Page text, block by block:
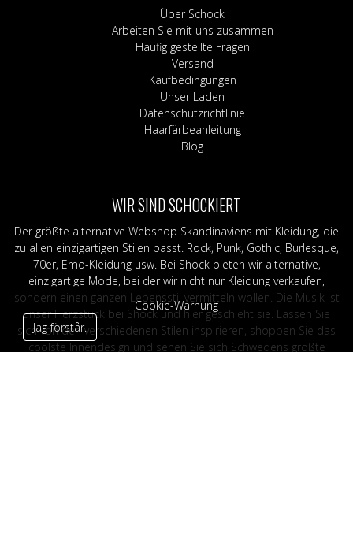
Über Schock
Arbeiten Sie mit uns zusammen
Häufig gestellte Fragen
Versand
Kaufbedingungen
Unser Laden
Datenschutzrichtlinie
Haarfärbeanleitung
Blog
WIR SIND SCHOCKIERT
Der größte alternative Webshop Skandinaviens mit Kleidung, die
zu allen einzigartigen Stilen passt. Rock, Punk, Gothic, Burlesque,
70er, Emo-Kleidung usw. Bei Shock bieten wir alternative,
einzigartige Mode, bei der wir nicht nur Kleidung verkaufen,
sondern einen ganzen Lebensstil vermitteln wollen. Die Musik ist
unser Herzstück bei Shock und hier geschieht sie. Lassen Sie
sich von den verschiedenen Stilen inspirieren, shoppen Sie das
coolste Innendesign und sehen Sie sich Schwedens größte
Cookie-Warnung
Jag förstår.